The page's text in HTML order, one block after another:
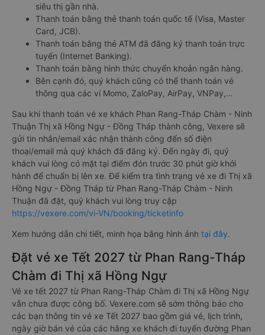
siêu thị gần nhà.
Thanh toán bằng thẻ thanh toán quốc tế (Visa, Master
Card, JCB).
Thanh toán bằng thẻ ATM đã đăng ký thanh toán trực
tuyến (Internet Banking).
Thanh toán bằng hình thức chuyển khoản ngân hàng.
Bên cạnh đó, quý khách cũng có thể thanh toán vé
thông qua các ví Momo, ZaloPay, AirPay, VNPay,…
Sau khi thanh toán vé xe khách Phan Rang-Tháp Chàm - Ninh
Thuận Thị xã Hồng Ngự - Đồng Tháp thành công, Vexere sẽ
gửi tin nhắn/email xác nhận thành công đến số điện
thoại/email mà quý khách đã đăng ký. Đến ngày đi, quý
khách vui lòng có mặt tại điểm đón trước 30 phút giờ khởi
hành để chuẩn bị lên xe. Để kiểm tra tình trạng vé xe đi Thị xã
Hồng Ngự - Đồng Tháp từ Phan Rang-Tháp Chàm - Ninh
Thuận đã đặt, quý khách vui lòng truy cập
https://vexere.com/vi-VN/booking/ticketinfo
Xem hướng dẫn chi tiết, minh họa bằng hình ảnh tại đây.
Đặt vé xe Tết 2027 từ Phan Rang-Tháp
Chàm đi Thị xã Hồng Ngự
Vé xe tết 2027 từ Phan Rang-Tháp Chàm đi Thị xã Hồng Ngự
vẫn chưa được công bố. Vexere.com sẽ sớm thông báo cho
các bạn thông tin vé xe Tết 2027 bao gồm giá vé, lịch trình,
ngày giờ bán vé của các hãng xe khách đi tuyến đường Phan